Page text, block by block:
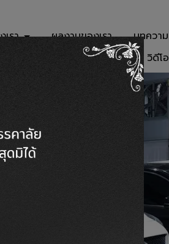
เรา ผลงานของเรา บทความ
วิดีโอ